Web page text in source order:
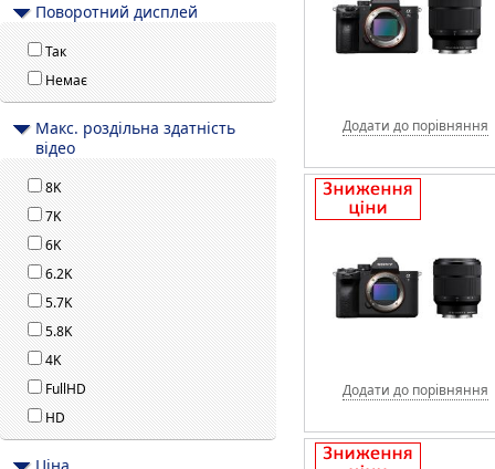
Поворотний дисплей
Так
Немає
Макс. роздільна здатність
відео
8K
7K
6K
6.2K
5.7K
5.8K
4K
FullHD
HD
Додати до порівняння
Додати до порівняння